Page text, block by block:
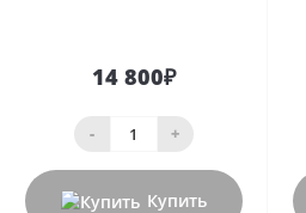
14 800₽
- +
Купить